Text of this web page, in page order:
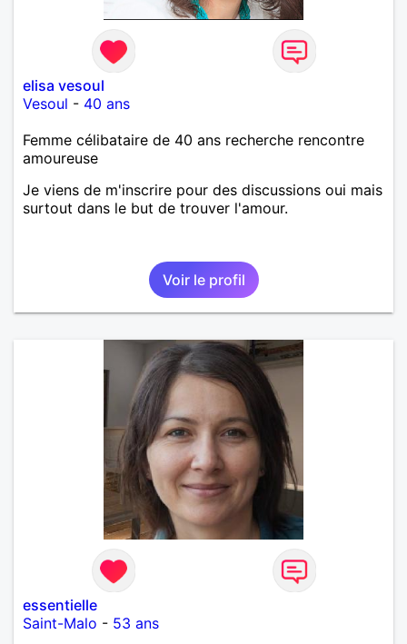
elisa vesoul
Vesoul - 40 ans
Femme célibataire de 40 ans recherche rencontre
amoureuse
Je viens de m'inscrire pour des discussions oui mais
surtout dans le but de trouver l'amour.
Voir le profil
essentielle
Saint-Malo - 53 ans